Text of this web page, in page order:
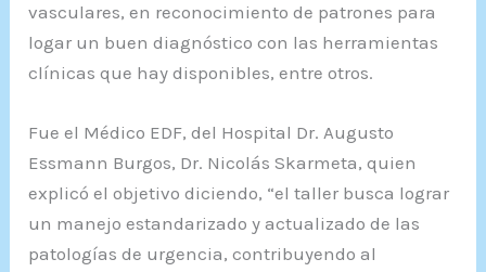
vasculares, en reconocimiento de patrones para
logar un buen diagnóstico con las herramientas
clínicas que hay disponibles, entre otros.
Fue el Médico EDF, del Hospital Dr. Augusto
Essmann Burgos, Dr. Nicolás Skarmeta, quien
explicó el objetivo diciendo, “el taller busca lograr
un manejo estandarizado y actualizado de las
patologías de urgencia, contribuyendo al